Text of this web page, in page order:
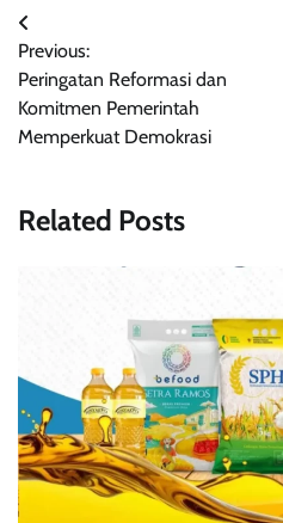
Navigasi
pos
Previous:
Peringatan Reformasi dan
Komitmen Pemerintah
Memperkuat Demokrasi
Related Posts